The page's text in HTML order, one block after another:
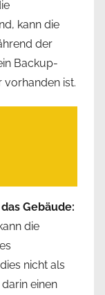
kann die
der
Backup-
ist.
Gebäude:
die
nicht als
einen